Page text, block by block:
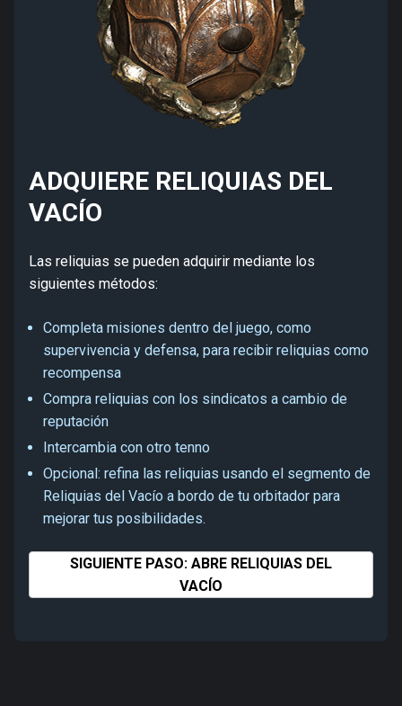
ADQUIERE RELIQUIAS DEL
VACÍO
Las reliquias se pueden adquirir mediante los
siguientes métodos:
Completa misiones dentro del juego, como
supervivencia y defensa, para recibir reliquias como
recompensa
Compra reliquias con los sindicatos a cambio de
reputación
Intercambia con otro tenno
Opcional: refina las reliquias usando el segmento de
Reliquias del Vacío a bordo de tu orbitador para
mejorar tus posibilidades.
SIGUIENTE PASO: ABRE RELIQUIAS DEL
VACÍO